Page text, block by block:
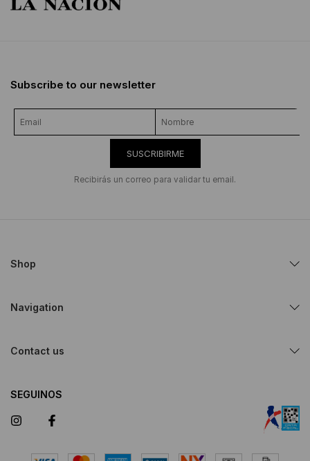
Subscribe to our newsletter
SUSCRIBIRME
Recibirás un correo para validar tu email.
Shop
Navigation
Contact us
SEGUINOS